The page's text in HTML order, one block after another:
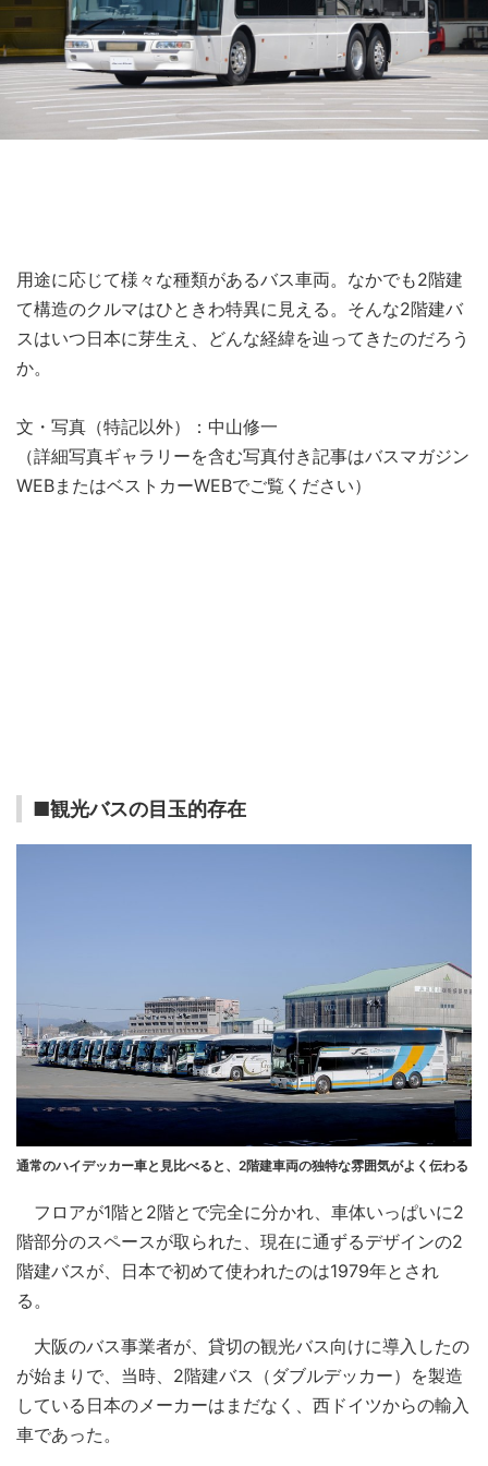
用途に応じて様々な種類があるバス車両。なかでも2階建
て構造のクルマはひときわ特異に見える。そんな2階建バ
スはいつ日本に芽生え、どんな経緯を辿ってきたのだろう
か。
文・写真（特記以外）：中山修一
（詳細写真ギャラリーを含む写真付き記事はバスマガジン
WEBまたはベストカーWEBでご覧ください）
■観光バスの目玉的存在
通常のハイデッカー車と見比べると、2階建車両の独特な雰囲気がよく伝わる
フロアが1階と2階とで完全に分かれ、車体いっぱいに2
階部分のスペースが取られた、現在に通ずるデザインの2
階建バスが、日本で初めて使われたのは1979年とされ
る。
大阪のバス事業者が、貸切の観光バス向けに導入したの
が始まりで、当時、2階建バス（ダブルデッカー）を製造
している日本のメーカーはまだなく、西ドイツからの輸入
車であった。